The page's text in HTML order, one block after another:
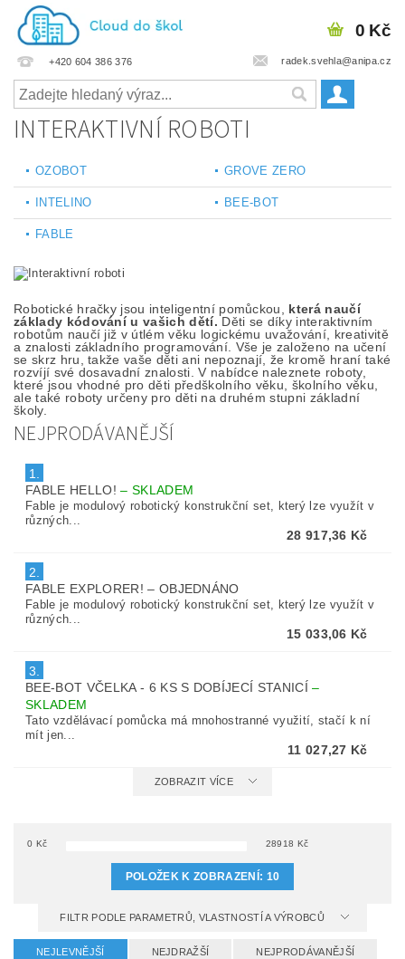
+420 604 386 376 radek.svehla@anipa.cz
0 Kč
INTERAKTIVNÍ ROBOTI
OZOBOT GROVE ZERO
INTELINO BEE-BOT
FABLE
Robotické hračky jsou inteligentní pomůckou, která naučí
základy kódování u vašich dětí.Děti se díky interaktivním
robotům naučí již v útlém věku logickému uvažování, kreativitě
a znalosti základního programování. Vše je založeno na učení
se skrz hru, takže vaše děti ani nepoznají, že kromě hraní také
rozvíjí své dosavadní znalosti. V nabídce naleznete roboty,
které jsou vhodné pro děti předškolního věku, školního věku,
ale také roboty určeny pro děti na druhém stupni základní
školy.
NEJPRODÁVANĚJŠÍ
1.
FABLE HELLO!– SKLADEM
Fable je modulový robotický konstrukční set, který lze využít v
různých...
28 917,36 Kč
2.
FABLE EXPLORER!– OBJEDNÁNO
Fable je modulový robotický konstrukční set, který lze využít v
různých...
15 033,06 Kč
3.
BEE-BOT VČELKA - 6 KS S DOBÍJECÍ STANICÍ–
SKLADEM
Tato vzdělávací pomůcka má mnohostranné využití, stačí k ní
mít jen...
11 027,27 Kč
ZOBRAZIT VÍCE
0 Kč 28918 Kč
POLOŽEK K ZOBRAZENÍ: 10
FILTR PODLE PARAMETRŮ, VLASTNOSTÍ A VÝROBCŮ
NEJLEVNĚJŠÍ NEJDRAŽŠÍ NEJPRODÁVANĚJŠÍ